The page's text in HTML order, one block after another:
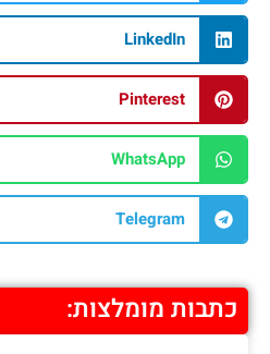
LinkedIn
Pinterest
WhatsApp
Telegram
כתבות מומלצות: